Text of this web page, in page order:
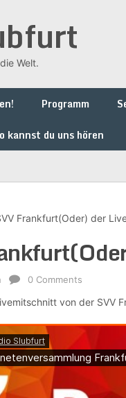
Welt.
Programm
kannst du uns hören
Frankfurt(Oder) der
0 Comments
von der SVV